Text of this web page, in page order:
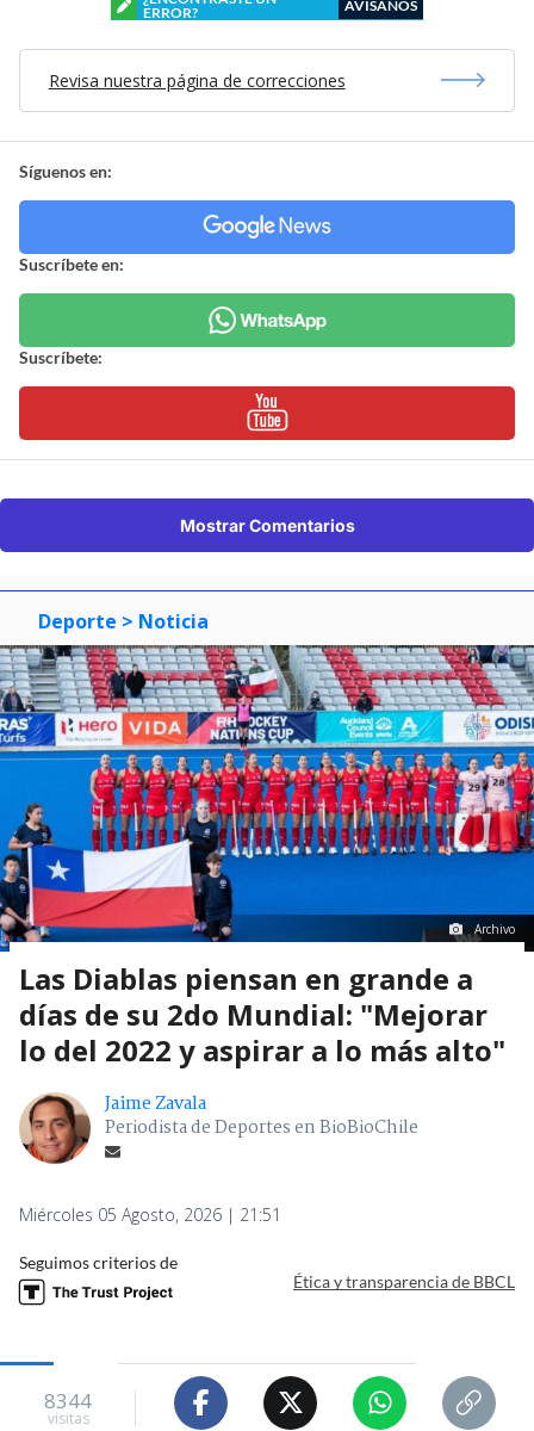
ERROR?
AVÍSANOS
Revisa nuestra página de correcciones
Síguenos en:
Suscríbete en:
Suscríbete:
Mostrar Comentarios
Deporte > Noticia
Archivo
Las Diablas piensan en grande a
días de su 2do Mundial: "Mejorar
lo del 2022 y aspirar a lo más alto"
Jaime Zavala
Periodista de Deportes en BioBioChile
Miércoles 05 Agosto, 2026 | 21:51
Seguimos criterios de
Ética y transparencia de BBCL
8344
visitas